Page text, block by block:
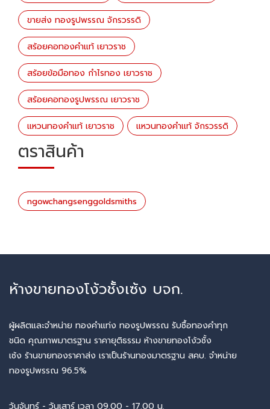
ขายส่ง ทองรูปพรรณ จักรวรรดิ
สร้อยคอทองคำแท้ เยาวราช
สร้อยข้อมือทอง กำไรทอง เยาวราช
สร้อยคอทองรูปพรรณ เยาวราช
แหวนทองคำแท้ เยาวราช เเหวนทองคำเเท้ จักรวรรดิ
ตราสินค้า
ngowchangsenggoldsmiths
ห้างขายทองโง้วชั้งเซ้ง บจก.
ผู้ผลิตและจำหน่าย ทองคำแท่ง ทองรูปพรรณ รับซื้อทองคำทุก
ชนิด คุณภาพมาตรฐาน ราคายุติธรรม ห้างขายทองโง้วชั้ง
เซ้ง ร้านขายทองราคาส่ง เราเป็นร้านทองมาตรฐาน สคบ. จำหน่าย
ทองรูปพรรณ 96.5%
วันจันทร์ - วันเสาร์ เวลา 09.00 - 17.00 น.